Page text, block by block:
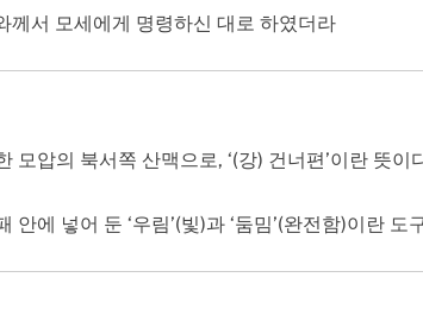
서 모세에게 명령하신 대로 하였더라
모압의 북서쪽 산맥으로, ‘(강) 건너편’이란 뜻이
안에 넣어 둔 ‘우림’(빛)과 ‘둠밈’(완전함)이란